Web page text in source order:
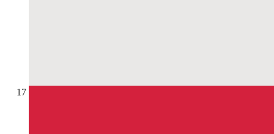
17